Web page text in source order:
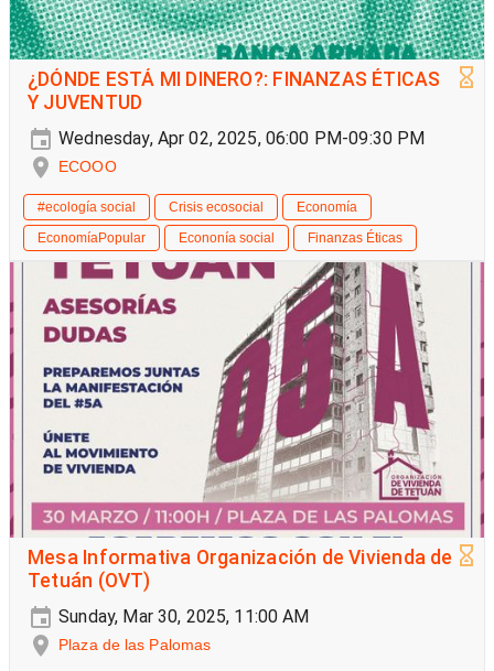
¿DÓNDE ESTÁ MI DINERO?: FINANZAS ÉTICAS
Y JUVENTUD
Wednesday, Apr 02, 2025, 06:00 PM-09:30 PM
ECOOO
#ecología social Crisis ecosocial
Economía
EconomíaPopular
Econonía social Finanzas Éticas
Mesa Informativa Organización de Vivienda de
Tetuán (OVT)
Sunday, Mar 30, 2025, 11:00 AM
Plaza de las Palomas